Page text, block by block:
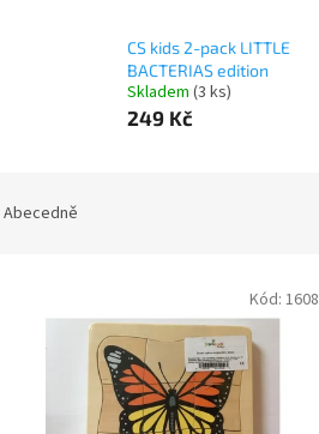
CS kids 2-pack LITTLE
BACTERIAS edition
Skladem (3 ks)
249 Kč
Abecedně
Kód: 1608